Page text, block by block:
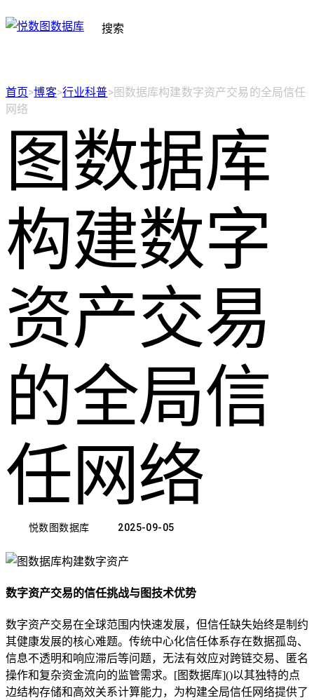
搜索
首页>博客>行业科普>图数据库构建数字资产交易的全局信任
网络
图数据库
构建数字
资产交易
的全局信
任网络
悦数图数据库 2025-09-05
数字资产交易的信任挑战与图技术优势
数字资产交易在全球范围内快速发展，但信任缺失始终是制约
其健康发展的核心难题。传统中心化信任体系存在数据孤岛、
信息不透明和响应滞后等问题，无法有效应对跨链交易、匿名
操作和复杂资金流向的监管需求。[图数据库]()以其独特的点
边结构存储和高效关系计算能力，为构建全局信任网络提供了